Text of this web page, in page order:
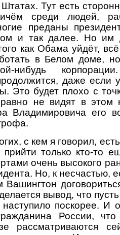
Тут есть
среди людей,
преданы
и так далее. Но им
как Обама уйдёт,
в Белом доме,
нибудь
даже если
Это будет плохо с
не видят в этом
Владимировича его
с кем я говорил,
только кто-то
очень высокого
Но, к несчастью,
вывод, что
поскорее. И
России,
рассматриваются